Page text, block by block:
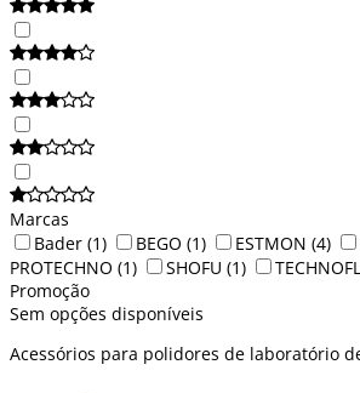
Marcas
Bader (1) BEGO (1) ESTMON (4)
PROTECHNO (1) SHOFU (1)
Promoção
Sem opções disponíveis
Acessórios para polidores de laboratório